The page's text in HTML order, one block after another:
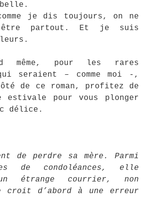
je dis toujours, on ne
être partout. Et je suis
même, pour les rares
seraient – comme moi -,
de ce roman, profitez de
estivale pour vous plonger
délice.
de perdre sa mère. Parmi
de condoléances, elle
étrange courrier, non
croit d’abord à une erreur